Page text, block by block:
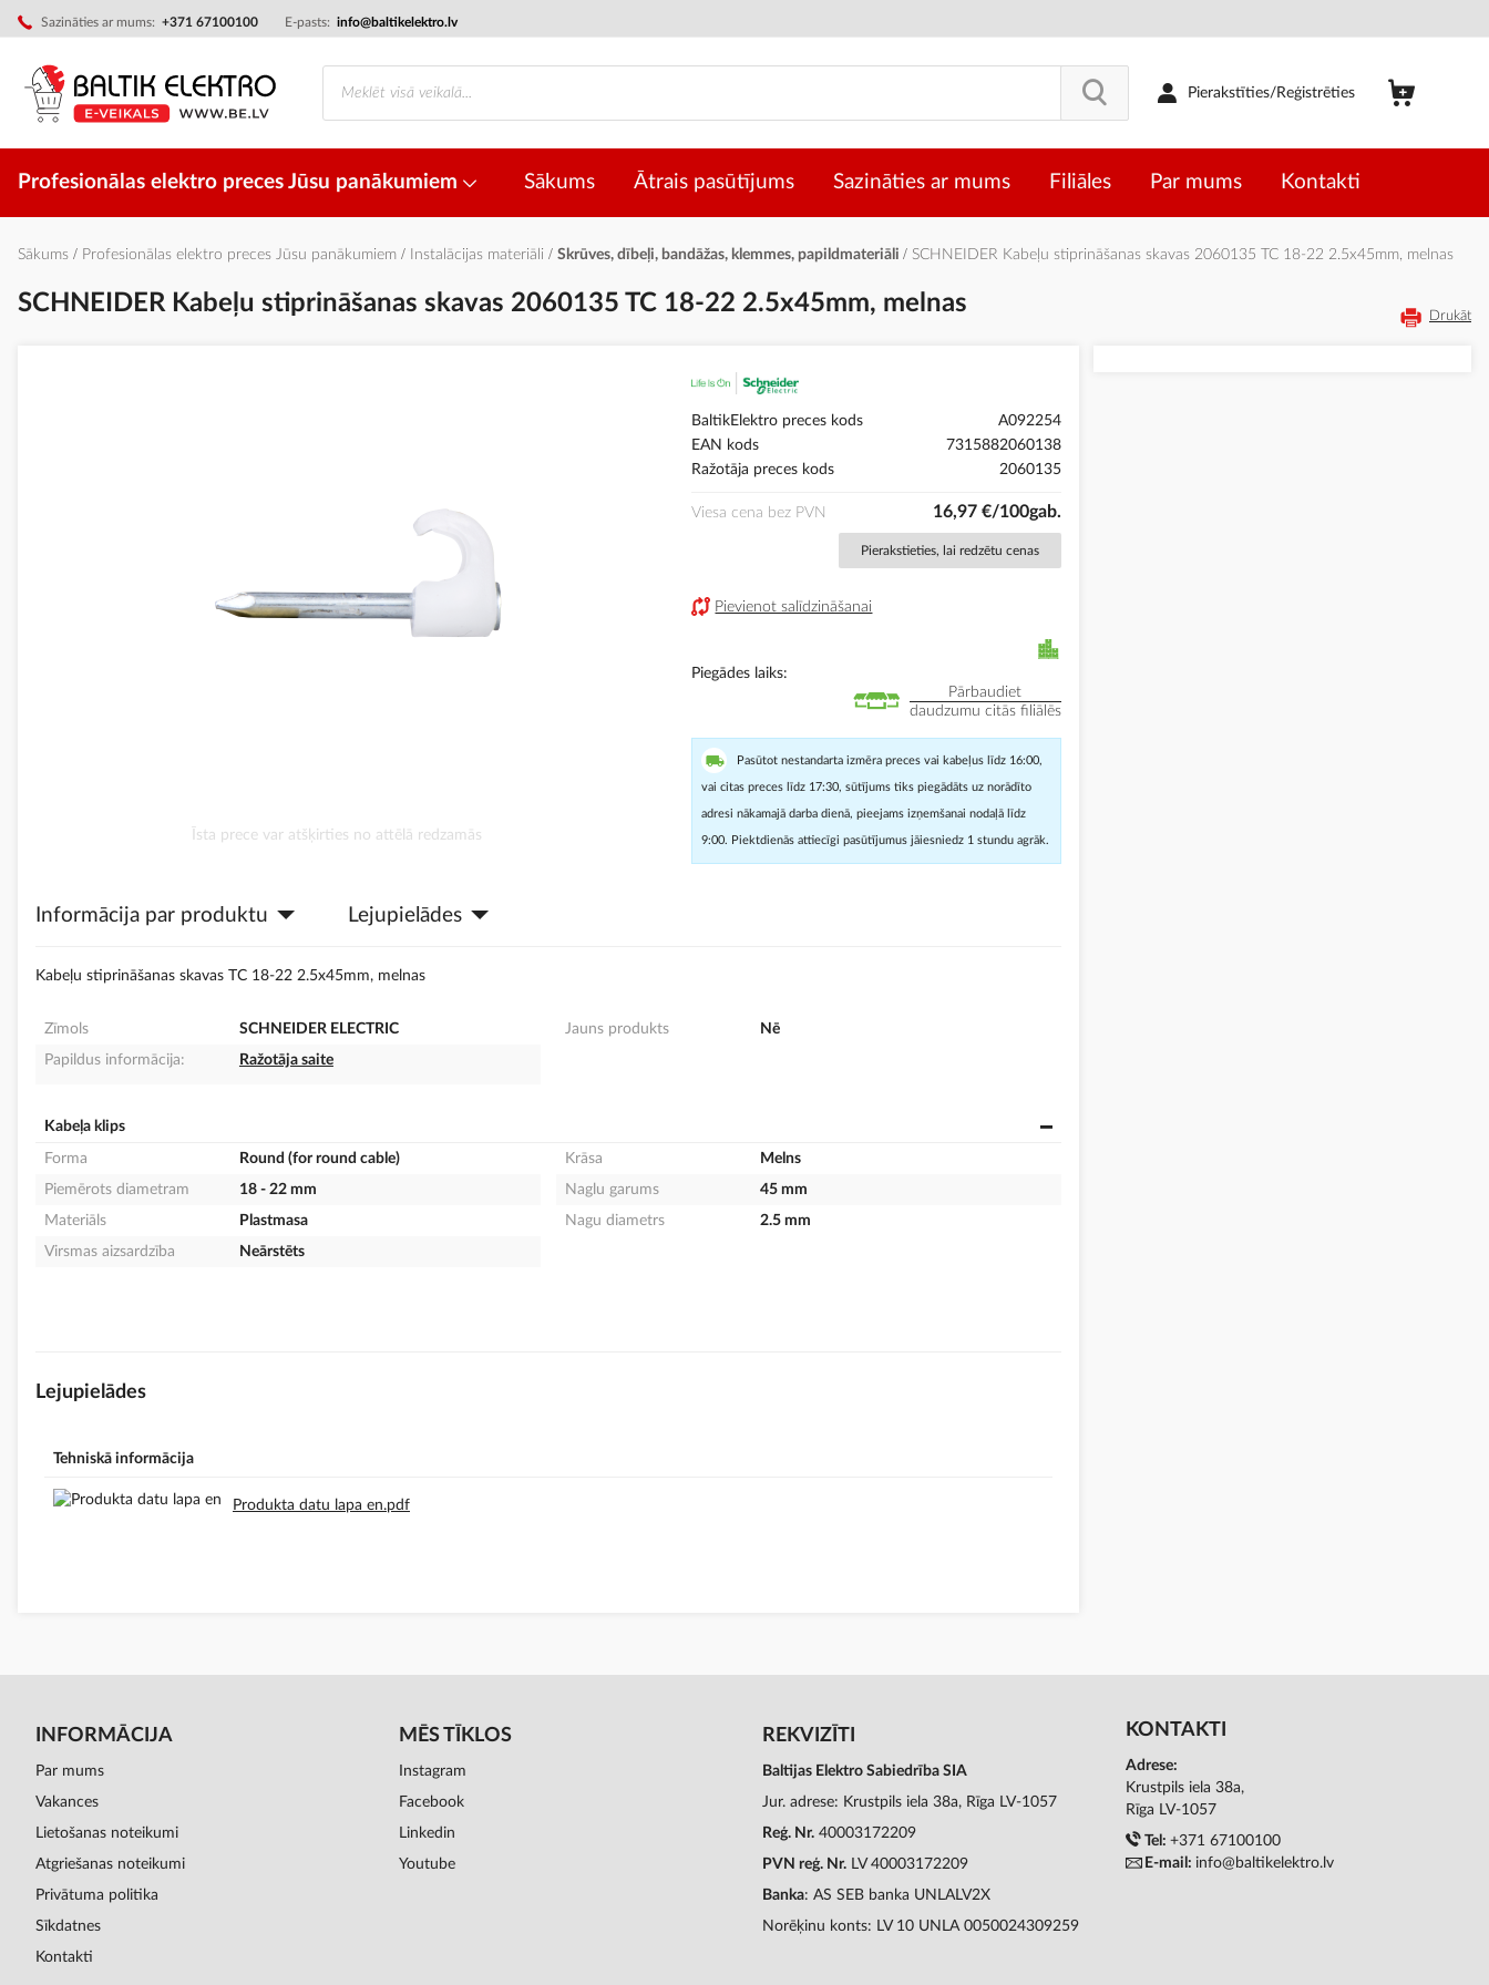
Sazināties ar mums: +371 67100100 E-pasts: info@baltikelektro.lv
Skip
to
Content
Pierakstīties/Reģistrēties
Profesionālas elektro preces Jūsu panākumiem Sākums Ātrais pasūtījums Sazināties ar mums Filiāles Par mums Kontakti
Sākums Profesionālas elektro preces Jūsu panākumiem Instalācijas materiāli Skrūves, dībeļi, bandāžas, klemmes, papildmateriāli SCHNEIDER Kabeļu stiprināšanas skavas 2060135 TC 18-22 2.5x45mm, melnas
SCHNEIDER Kabeļu stiprināšanas skavas 2060135 TC 18-22 2.5x45mm, melnas Drukāt
Īsta prece var atšķirties no attēlā redzamās
BaltikElektro preces kods
A092254
EAN kods
7315882060138
Ražotāja preces kods
2060135
Viesa cena bez PVN 16,97 €/100gab.
Pierakstieties, lai redzētu cenas
Pievienot salīdzināšanai
Piegādes laiks
Pārbaudiet
daudzumu citās filiālēs
Pasūtot nestandarta izmēra preces vai kabeļus līdz 16:00,
vai citas preces līdz 17:30, sūtījums tiks piegādāts uz norādīto
adresi nākamajā darba dienā, pieejams izņemšanai nodaļā līdz
9:00. Piektdienās attiecīgi pasūtījumus jāiesniedz 1 stundu agrāk.
Informācija par produktu Lejupielādes
Kabeļu stiprināšanas skavas TC 18-22 2.5x45mm, melnas
Zīmols
SCHNEIDER ELECTRIC
Papildus informācija:
Ražotāja saite
Jauns produkts Nē
Kabeļa klips
Forma
Round (for round cable)
Piemērots diametram
18 - 22 mm
Materiāls
Plastmasa
Virsmas aizsardzība
Neārstēts
Krāsa
Melns
Naglu garums
45 mm
Nagu diametrs
2.5 mm
Lejupielādes
Tehniskā informācija
Produkta datu lapa en.pdf
INFORMĀCIJA
Par mums
Vakances
Lietošanas noteikumi
Atgriešanas noteikumi
Privātuma politika
Sīkdatnes
Kontakti
MĒS TĪKLOS
Instagram
Facebook
Linkedin
Youtube
REKVIZĪTI
Baltijas Elektro Sabiedrība SIA
Jur. adrese: Krustpils iela 38a, Rīga LV-1057
Reģ. Nr. 40003172209
PVN reģ. Nr. LV 40003172209
Banka: AS SEB banka UNLALV2X
Norēķinu konts: LV 10 UNLA 0050024309259
KONTAKTI
Adrese:
Krustpils iela 38a,
Rīga LV-1057
Tel: +371 67100100
E-mail: info@baltikelektro.lv